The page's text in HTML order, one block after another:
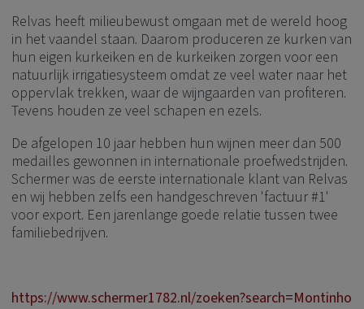
Relvas heeft milieubewust omgaan met de wereld hoog
in het vaandel staan. Daarom produceren ze kurken van
hun eigen kurkeiken en de kurkeiken zorgen voor een
natuurlijk irrigatiesysteem omdat ze veel water naar het
oppervlak trekken, waar de wijngaarden van profiteren.
Tevens houden ze veel schapen en ezels.
De afgelopen 10 jaar hebben hun wijnen meer dan 500
medailles gewonnen in internationale proefwedstrijden.
Schermer was de eerste internationale klant van Relvas
en wij hebben zelfs een handgeschreven 'factuur #1'
voor export. Een jarenlange goede relatie tussen twee
familiebedrijven.
https://www.schermer1782.nl/zoeken?search=Montinho